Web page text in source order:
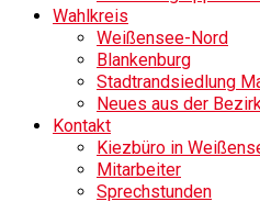
Wahlkreis
Weißensee-Nord
Blankenburg
Stadtrandsiedlung
Neues aus der
Kontakt
Kiezbüro in
Mitarbeiter
Sprechstunden